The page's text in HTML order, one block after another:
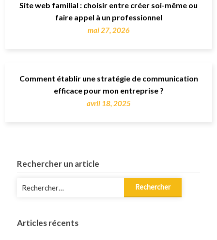
Site web familial : choisir entre créer soi-même ou
faire appel à un professionnel
mai 27, 2026
Comment établir une stratégie de communication
efficace pour mon entreprise ?
avril 18, 2025
Rechercher un article
Articles récents